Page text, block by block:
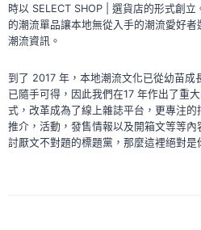
時以 SELECT SHOP | 選貨店的形式創
的潮流單品讓本地無從入手的潮流愛好
潮流資訊。
到了 2017 年，本地潮流文化已從幼苗成
已隨手可得，因此我們在17 年作出了重
式，改革成為了線上雜誌平台，更專注
推介，活動，發售情報以及開箱文等等
討厭文不對題的標題黨，那麼這裡絕對